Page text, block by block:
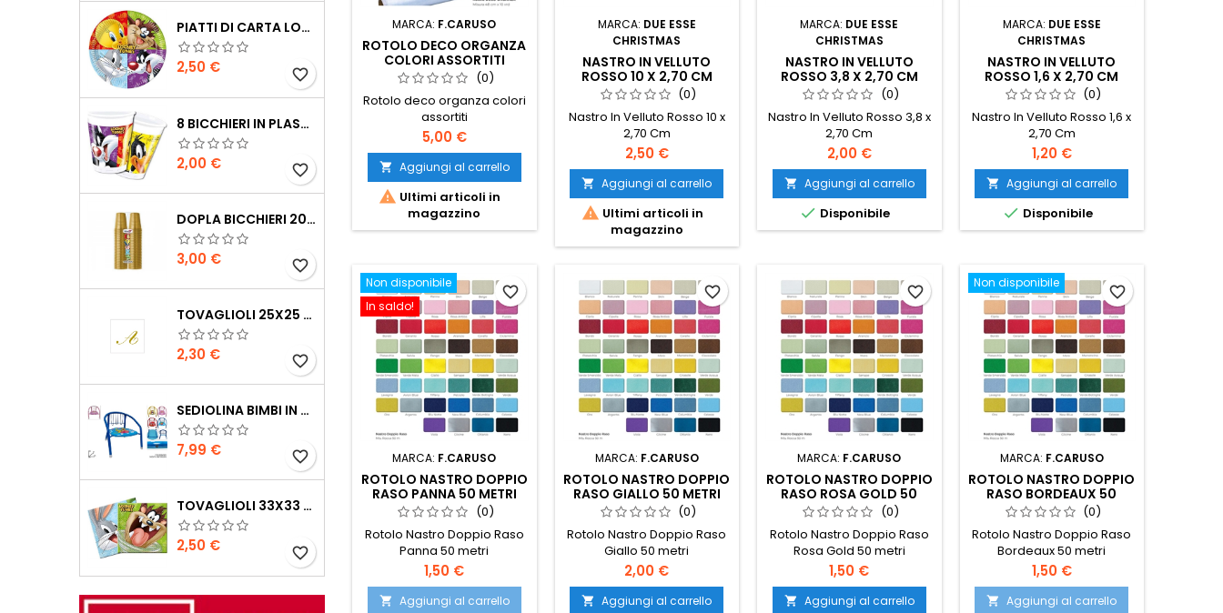
PIATTI DI CARTA LOONEY TUNES 23 CM 8PZ
Prezzo
2,50 € favorite_border
8 BICCHIERI IN PLASTICA LONNEY TUNES 200 ML
Prezzo
2,00 € favorite_border
DOPLA BICCHIERI 200CC 100PZ ORO
Prezzo
3,00 € favorite_border
TOVAGLIOLI 25X25 CM CON LETTERA 20 PEZZI
Prezzo
2,30 € favorite_border
SEDIOLINA BIMBI IN METALLO CON SONORO
Prezzo
7,99 € favorite_border
TOVAGLIOLI 33X33 LOONEY TUNES 20PZ
Prezzo
2,50 € favorite_border
MARCA: F.CARUSO
ROTOLO DECO ORGANZA
COLORI ASSORTITI
(0)
Rotolo deco organza colori
assortiti
Prezzo
5,00 €
 Aggiungi al carrello
 Ultimi articoli in
magazzino
MARCA: DUE ESSE
CHRISTMAS
NASTRO IN VELLUTO
ROSSO 10 X 2,70 CM
(0)
Nastro In Velluto Rosso 10 x
2,70 Cm
Prezzo
2,50 €
 Aggiungi al carrello
 Ultimi articoli in
magazzino
MARCA: DUE ESSE
CHRISTMAS
NASTRO IN VELLUTO
ROSSO 3,8 X 2,70 CM
(0)
Nastro In Velluto Rosso 3,8 x
2,70 Cm
Prezzo
2,00 €
 Aggiungi al carrello
 Disponibile
MARCA: DUE ESSE
CHRISTMAS
NASTRO IN VELLUTO
ROSSO 1,6 X 2,70 CM
(0)
Nastro In Velluto Rosso 1,6 x
2,70 Cm
Prezzo
1,20 €
 Aggiungi al carrello
 Disponibile
Non disponibile
In saldo!
MARCA: F.CARUSO
ROTOLO NASTRO DOPPIO
RASO PANNA 50 METRI
(0)
Rotolo Nastro Doppio Raso
Panna 50 metri
Prezzo
1,50 €
 Aggiungi al carrello
favorite_border
MARCA: F.CARUSO
ROTOLO NASTRO DOPPIO
RASO GIALLO 50 METRI
(0)
Rotolo Nastro Doppio Raso
Giallo 50 metri
Prezzo
2,00 €
 Aggiungi al carrello
favorite_border
MARCA: F.CARUSO
ROTOLO NASTRO DOPPIO
RASO ROSA GOLD 50
METRI
(0)
Rotolo Nastro Doppio Raso
Rosa Gold 50 metri
Prezzo
1,50 €
 Aggiungi al carrello
favorite_border
Non disponibile
MARCA: F.CARUSO
ROTOLO NASTRO DOPPIO
RASO BORDEAUX 50
METRI
(0)
Rotolo Nastro Doppio Raso
Bordeaux 50 metri
Prezzo
1,50 €
 Aggiungi al carrello
favorite_border